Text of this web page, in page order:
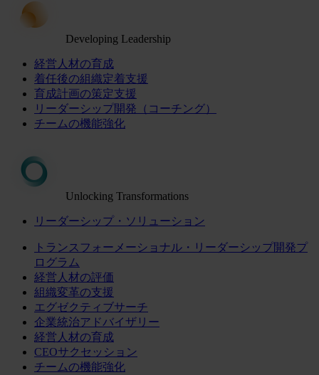
Developing Leadership
経営人材の育成
着任後の組織定着支援
育成計画の策定支援
リーダーシップ開発（コーチング）
チームの機能強化
Unlocking Transformations
リーダーシップ・ソリューション
トランスフォーメーショナル・リーダーシップ開発プ
ログラム
経営人材の評価
組織変革の支援
エグゼクティブサーチ
企業統治アドバイザリー
経営人材の育成
CEOサクセッション
チームの機能強化